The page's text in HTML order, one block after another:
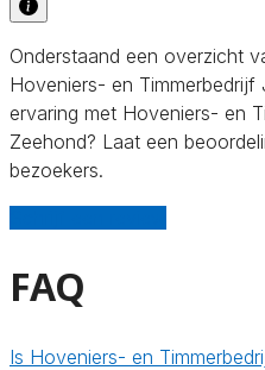
Onderstaand een overzicht
Hoveniers- en
ervaring met Hoveniers- en
Zeehond? Laat een
bezoekers.
FAQ
Is Hoveniers- en